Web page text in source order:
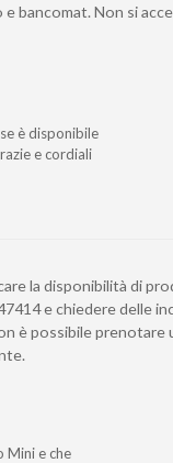
bancomat. Non si
è disponibile
e cordiali
la disponibilità di
e chiedere delle
è possibile prenotare
Mini e che